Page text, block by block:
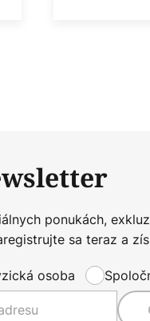
ponukách,
sa teraz a
osoba